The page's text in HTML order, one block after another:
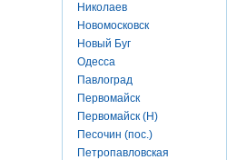
Николаев
Новомосковск
Новый Буг
Одесса
Павлоград
Первомайск
Первомайск (Н)
Песочин (пос.)
Петропавловская